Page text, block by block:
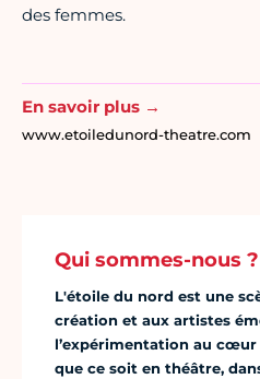
des femmes.
En savoir plus →
www.etoiledunord-theatre.com
Qui sommes-nous ?
L'étoile du nord est une
création et aux artistes
l’expérimentation au
que ce soit en théâtre,